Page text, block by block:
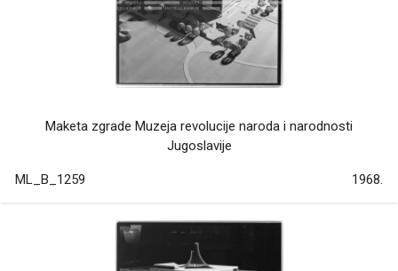
Maketa zgrade Muzeja revolucije naroda i narodnosti
Jugoslavije
ML_B_1259 1968.